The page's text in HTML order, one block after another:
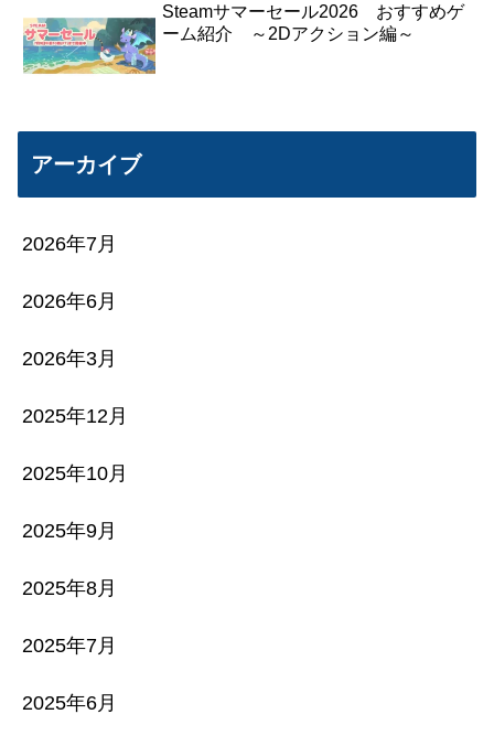
Steamサマーセール2026 おすすめゲ
ーム紹介 ～2Dアクション編～
アーカイブ
2026年7月
2026年6月
2026年3月
2025年12月
2025年10月
2025年9月
2025年8月
2025年7月
2025年6月